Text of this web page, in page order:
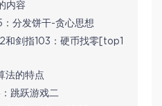
内容
分发饼干-贪心思想
和剑指103：硬币找零[top1
法的特点
跳跃游戏二